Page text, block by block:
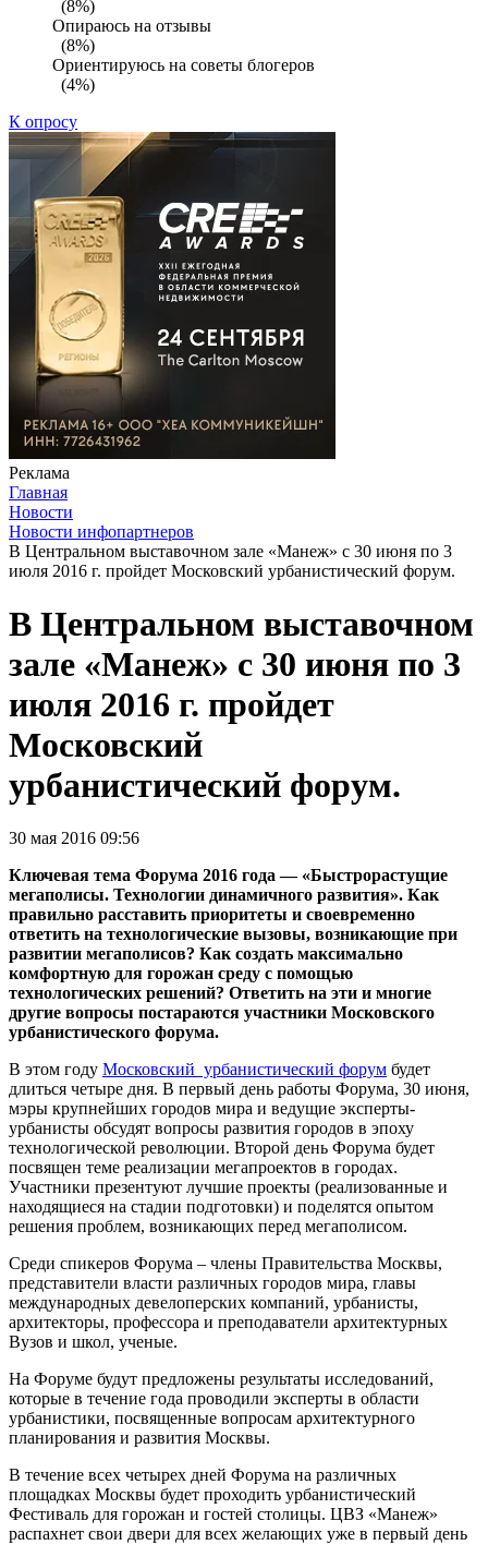
(8%)
Опираюсь на отзывы
(8%)
Ориентируюсь на советы блогеров
(4%)
К опросу
Реклама
Главная
Новости
Новости инфопартнеров
В Центральном выставочном зале «Манеж» с 30 июня по 3
июля 2016 г. пройдет Московский урбанистический форум.
В Центральном выставочном
зале «Манеж» с 30 июня по 3
июля 2016 г. пройдет
Московский
урбанистический форум.
30 мая 2016 09:56
Ключевая тема Форума 2016 года — «Быстрорастущие
мегаполисы. Технологии динамичного развития». Как
правильно расставить приоритеты и своевременно
ответить на технологические вызовы, возникающие при
развитии мегаполисов? Как создать максимально
комфортную для горожан среду с помощью
технологических решений? Ответить на эти и многие
другие вопросы постараются участники Московского
урбанистического форума.
В этом году Московский урбанистический форум будет
длиться четыре дня. В первый день работы Форума, 30 июня,
мэры крупнейших городов мира и ведущие эксперты-
урбанисты обсудят вопросы развития городов в эпоху
технологической революции. Второй день Форума будет
посвящен теме реализации мегапроектов в городах.
Участники презентуют лучшие проекты (реализованные и
находящиеся на стадии подготовки) и поделятся опытом
решения проблем, возникающих перед мегаполисом.
Среди спикеров Форума – члены Правительства Москвы,
представители власти различных городов мира, главы
международных девелоперских компаний, урбанисты,
архитекторы, профессора и преподаватели архитектурных
Вузов и школ, ученые.
На Форуме будут предложены результаты исследований,
которые в течение года проводили эксперты в области
урбанистики, посвященные вопросам архитектурного
планирования и развития Москвы.
В течение всех четырех дней Форума на различных
площадках Москвы будет проходить урбанистический
Фестиваль для горожан и гостей столицы. ЦВЗ «Манеж»
распахнет свои двери для всех желающих уже в первый день